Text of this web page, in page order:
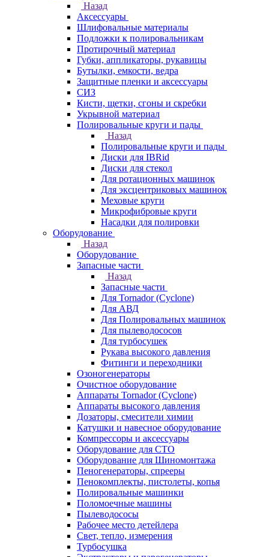
Назад
Аксессуары
Шлифовальные материалы
Подложки к полировальникам
Протирочный материал
Губки, аппликаторы, рукавицы
Бутылки, емкости, ведра
Защитные пленки и аксессуары
СИЗ
Кисти, щетки, сгоны и скребки
Укрывной материал
Полировальные круги и пады
Назад
Полировальные круги и пады
Диски для IBRid
Диски для стекол
Для ротационных машинок
Для эксцентриковых машинок
Меховые круги
Микрофибровые круги
Насадки для полировки
Оборудование
Назад
Оборудование
Запасные части
Назад
Запасные части
Для Tornador (Cyclone)
Для АВД
Для Полировальных машинок
Для пылеводососов
Для турбосушек
Рукава высокого давления
Фитинги и переходники
Озоногенераторы
Очистное оборудование
Аппараты Tornador (Cyclone)
Аппараты высокого давления
Дозаторы, смесители химии
Катушки и навесное оборудование
Компрессоры и аксессуары
Оборудование для СТО
Оборудование для Шиномонтажа
Пеногенераторы, спрееры
Пенокомплекты, пистолеты, копья
Полировальные машинки
Поломоечные машины
Пылеводососы
Рабочее место детейлера
Свет, тепло, измерения
Турбосушка